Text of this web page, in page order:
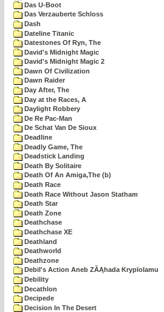
Das U-Boot
Das Verzauberte Schloss
Dash
Dateline Titanic
Datestones Of Ryn, The
David's Midnight Magic
David's Midnight Magic 2
Dawn Of Civilization
Dawn Raider
Day After, The
Day at the Races, A
Daylight Robbery
De Re Pac-Man
De Schat Van De Sioux
Deadline
Deadly Game, The
Deadstick Landing
Death By Solitaire
Death Of An Amiga,The (b)
Death Race
Death Race Without Jason Statham
Death Star
Death Zone
Deathchase
Deathchase XE
Deathland
Deathworld
Deathzone
Debil's Action Aneb ZĂĄhada Kryplolamu
Debility
Decathlon
Decipede
Decision In The Desert